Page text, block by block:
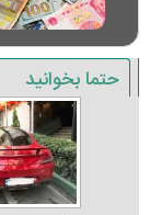
حتما بخوانید